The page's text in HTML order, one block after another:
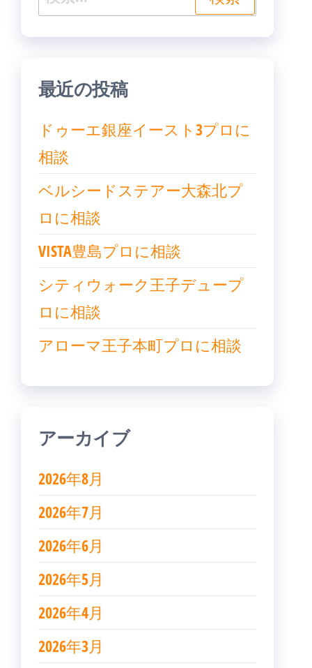
索:
最近の投稿
ドゥーエ銀座イースト3プロに
相談
ベルシードステアー大森北プ
ロに相談
VISTA豊島プロに相談
シティウォーク王子デュープ
ロに相談
アローマ王子本町プロに相談
アーカイブ
2026年8月
2026年7月
2026年6月
2026年5月
2026年4月
2026年3月